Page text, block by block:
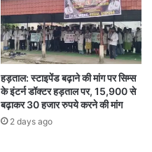
हड़ताल: स्टाइपेंड बढ़ाने की मांग पर सिम्स
के इंटर्न डॉक्टर हड़ताल पर, 15,900 से
बढ़ाकर 30 हजार रुपये करने की मांग
2 days ago